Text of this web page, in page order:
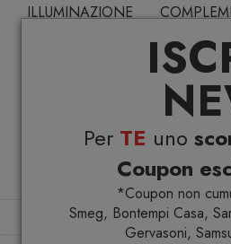
Per TE uno
Coupon
*Coupon non
Smeg, Bontempi Casa,
Gervasoni,
ILLUMINAZIONE
Home Arredo interno